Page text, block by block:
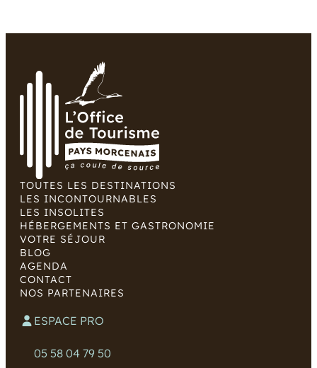
TOUTES LES DESTINATIONS
LES INCONTOURNABLES
LES INSOLITES
HÉBERGEMENTS ET GASTRONOMIE
VOTRE SÉJOUR
BLOG
AGENDA
CONTACT
NOS PARTENAIRES
ESPACE PRO
05 58 04 79 50